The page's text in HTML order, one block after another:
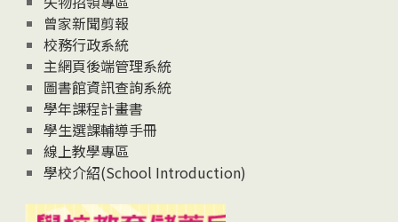
曾家新聞剪報
校務行政系統
主網頁後端管理系統
圖書館資訊查詢系統
學年課程計畫書
學生選課輔導手冊
線上教學專區
學校介紹(School Introduction)